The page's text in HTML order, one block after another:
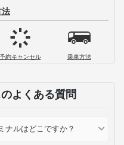
法
予約キャンセル 乗車方法
よくある質問
ナルはどこですか？